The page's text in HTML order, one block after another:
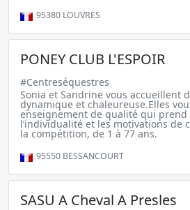
95380 LOUVRES
PONEY CLUB L'ESPOIR
#Centreséquestres
Sonia et Sandrine vous accueillent
dynamique et chaleureuse.Elles
enseignement de qualité qui prend
l’individualité et les motivations de
la compétition, de 1 à 77 ans.
95550 BESSANCOURT
SASU A Cheval A Presles